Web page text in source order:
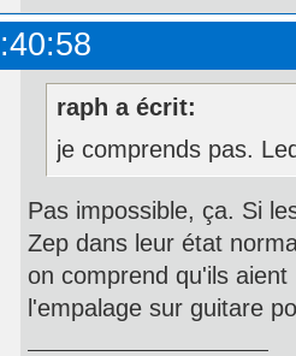
raph a écrit:
je comprends pas.
Pas impossible, ça. Si
Zep dans leur état
on comprend qu'ils
l'empalage sur guitare